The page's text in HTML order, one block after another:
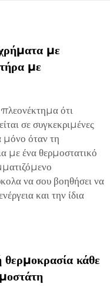
με
με
ότι
σε συγκεκριμένες
μόνο όταν τη
με ένα θερμοστατικό
να σου βοηθήσει να
και την ίδια
κάθε